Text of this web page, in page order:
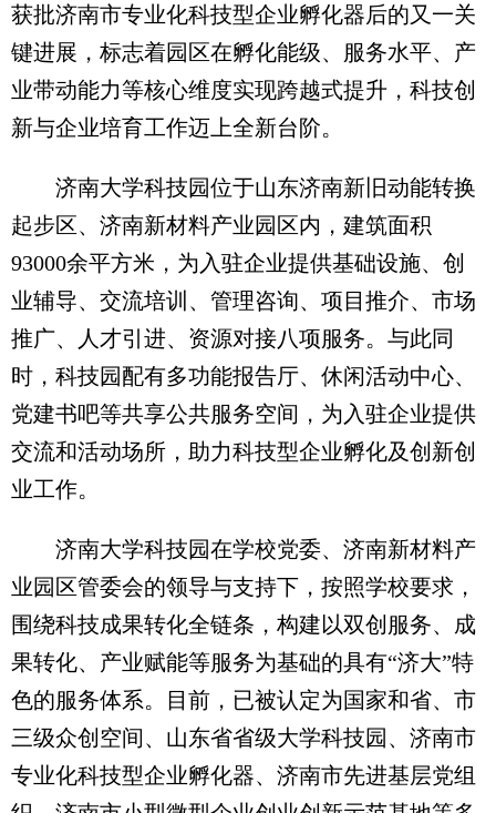
获批济南市专业化科技型企业孵化器后的又一关
键进展，标志着园区在孵化能级、服务水平、产
业带动能力等核心维度实现跨越式提升，科技创
新与企业培育工作迈上全新台阶。
济南大学科技园位于山东济南新旧动能转换
起步区、济南新材料产业园区内，建筑面积
93000余平方米，为入驻企业提供基础设施、创
业辅导、交流培训、管理咨询、项目推介、市场
推广、人才引进、资源对接八项服务。与此同
时，科技园配有多功能报告厅、休闲活动中心、
党建书吧等共享公共服务空间，为入驻企业提供
交流和活动场所，助力科技型企业孵化及创新创
业工作。
济南大学科技园在学校党委、济南新材料产
业园区管委会的领导与支持下，按照学校要求，
围绕科技成果转化全链条，构建以双创服务、成
果转化、产业赋能等服务为基础的具有“济大”特
色的服务体系。目前，已被认定为国家和省、市
三级众创空间、山东省省级大学科技园、济南市
专业化科技型企业孵化器、济南市先进基层党组